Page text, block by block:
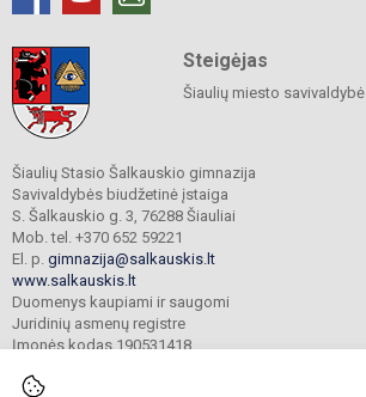
Steigėjas
Šiaulių miesto savivaldybė
Šiaulių Stasio Šalkauskio gimnazija
Savivaldybės biudžetinė įstaiga
S. Šalkauskio g. 3, 76288 Šiauliai
Mob. tel. +370 652 59221
El. p. gimnazija@salkauskis.lt
www.salkauskis.lt
Duomenys kaupiami ir saugomi
Juridinių asmenų registre
Įmonės kodas 190531418